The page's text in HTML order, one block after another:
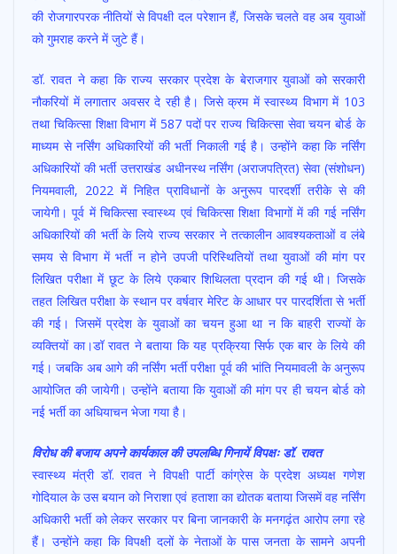
की रोजगारपरक नीतियों से विपक्षी दल परेशान हैं, जिसके चलते वह अब युवाओं
को गुमराह करने में जुटे हैं।
डॉ. रावत ने कहा कि राज्य सरकार प्रदेश के बेराजगार युवाओं को सरकारी
नौकरियों में लगातार अवसर दे रही है। जिसे क्रम में स्वास्थ्य विभाग में 103
तथा चिकित्सा शिक्षा विभाग में 587 पदों पर राज्य चिकित्सा सेवा चयन बोर्ड के
माध्यम से नर्सिंग अधिकारियों की भर्ती निकाली गई है। उन्होंने कहा कि नर्सिंग
अधिकारियों की भर्ती उत्तराखंड अधीनस्थ नर्सिंग (अराजपत्रित) सेवा (संशोधन)
नियमवाली, 2022 में निहित प्राविधानों के अनुरूप पारदर्शी तरीके से की
जायेगी। पूर्व में चिकित्सा स्वास्थ्य एवं चिकित्सा शिक्षा विभागों में की गई नर्सिंग
अधिकारियों की भर्ती के लिये राज्य सरकार ने तत्कालीन आवश्यकताओं व लंबे
समय से विभाग में भर्ती न होने उपजी परिस्थितियों तथा युवाओं की मांग पर
लिखित परीक्षा में छूट के लिये एकबार शिथिलता प्रदान की गई थी। जिसके
तहत लिखित परीक्षा के स्थान पर वर्षवार मेरिट के आधार पर पारदर्शिता से भर्ती
की गई। जिसमें प्रदेश के युवाओं का चयन हुआ था न कि बाहरी राज्यों के
व्यक्तियों का।डॉ रावत ने बताया कि यह प्रक्रिया सिर्फ एक बार के लिये की
गई। जबकि अब आगे की नर्सिंग भर्ती परीक्षा पूर्व की भांति नियमावली के अनुरूप
आयोजित की जायेगी। उन्होंने बताया कि युवाओं की मांग पर ही चयन बोर्ड को
नई भर्ती का अधियाचन भेजा गया है।
विरोध की बजाय अपने कार्यकाल की उपलब्धि गिनायें विपक्षः डॉ. रावत
स्वास्थ्य मंत्री डॉ. रावत ने विपक्षी पार्टी कांग्रेस के प्रदेश अध्यक्ष गणेश
गोदियाल के उस बयान को निराशा एवं हताशा का द्योतक बताया जिसमें वह नर्सिंग
अधिकारी भर्ती को लेकर सरकार पर बिना जानकारी के मनगढ़ंत आरोप लगा रहे
हैं। उन्होंने कहा कि विपक्षी दलों के नेताओं के पास जनता के सामने अपनी